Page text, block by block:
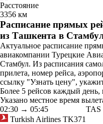
Расстояние
3356 км
Расписание прямых
из Ташкента в
Актуальное расписание
авиакомпании Турецкие
Стамбул. Из расписания
прилета, номер рейса,
ссылку "Узнать цену",
Более 5 рейсов каждый
Указано местное время
02:30 → 05:45
Turkish Airlines TK371